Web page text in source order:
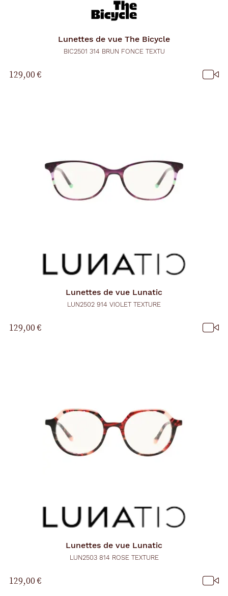
Lunettes de vue The Bicycle
BIC2501 314 BRUN FONCE TEXTU
129,00 €
Lunettes de vue Lunatic
LUN2502 914 VIOLET TEXTURE
129,00 €
Lunettes de vue Lunatic
LUN2503 814 ROSE TEXTURE
129,00 €